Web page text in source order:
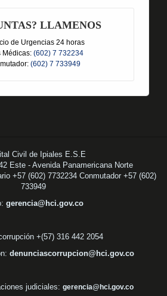
LLAMENOS
de Urgencias 24 horas
Médicas: (602) 7 732234
(602) 7 733949
Civil de Ipiales E.S.E
Este - Avenida Panamericana Norte
+57 (602) 7732234 Conmutador +57 (602)
733949
gerencia@hci.gov.co
+(57) 316 442 2054
denunciascorrupcion@hci.gov.co
judiciales: gerencia@hci.gov.co